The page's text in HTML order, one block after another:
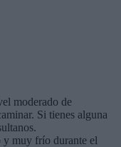
moderado de
Si tienes alguna
y muy frío durante el